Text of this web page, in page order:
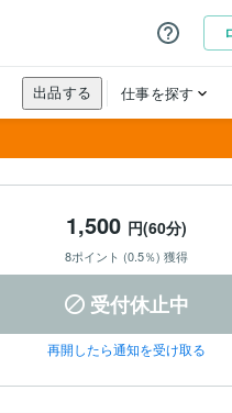
1,500 円(60分)
8ポイント (0.5％) 獲得
受付休止中
再開したら通知を受け取る